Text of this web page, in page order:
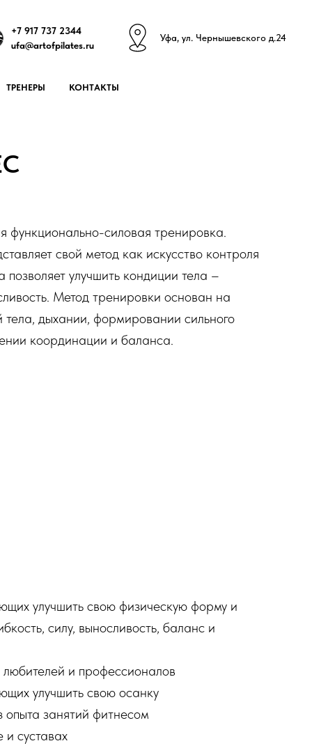
+7 917 737 2344
ufa@artofpilates.ru
Уфа, ул. Чернышевского д.24
ТРЕНЕРЫ КОНТАКТЫ
функционально-силовая тренировка.
свой метод как искусство контроля
улучшить кондиции тела –
Метод тренировки основан на
дыхании, формировании сильного
координации и баланса.
улучшить свою физическую форму и
силу, выносливость, баланс и
и профессионалов
улучшить свою осанку
опыта занятий фитнесом
суставах